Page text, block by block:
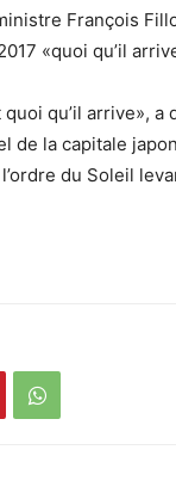
François
«quoi qu’il
quoi qu’il arrive»,
de la capitale
du Soleil